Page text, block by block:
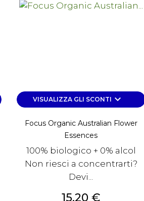
VISUALIZZA GLI SCONTI keyboard_arrow_down
Focus Organic Australian Flower
Essences
100% biologico + 0% alcol
Non riesci a concentrarti?
Devi...
Prezzo
15,20 €